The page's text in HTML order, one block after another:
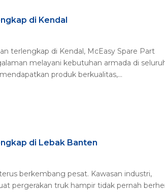
di Kendal
terlengkap di Kendal, McEasy Spare Part
melayani kebutuhan armada di
produk berkualitas,...
di Lebak Banten
berkembang pesat. Kawasan industri,
pergerakan truk hampir tidak pernah